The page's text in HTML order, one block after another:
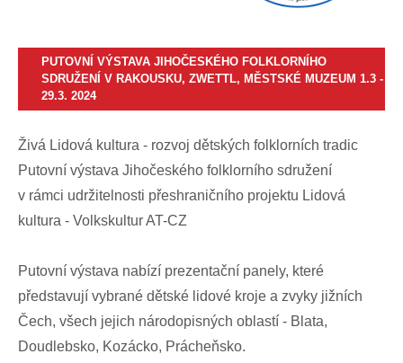
PUTOVNÍ VÝSTAVA JIHOČESKÉHO FOLKLORNÍHO
SDRUŽENÍ V RAKOUSKU, ZWETTL, MĚSTSKÉ MUZEUM 1.3 -
29.3. 2024
Živá Lidová kultura - rozvoj dětských folklorních tradic
Putovní výstava Jihočeského folklorního sdružení
v rámci udržitelnosti přeshraničního projektu Lidová
kultura - Volkskultur AT-CZ
Putovní výstava nabízí prezentační panely, které
představují vybrané dětské lidové kroje a zvyky jižních
Čech, všech jejich národopisných oblastí - Blata,
Doudlebsko, Kozácko, Prácheňsko.